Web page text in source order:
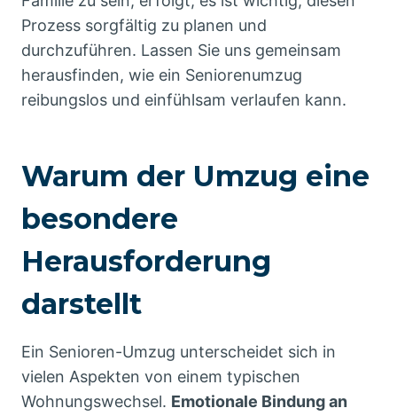
Prozess sorgfältig zu planen und
durchzuführen. Lassen Sie uns gemeinsam
herausfinden, wie ein Seniorenumzug
reibungslos und einfühlsam verlaufen kann.
Warum der Umzug eine
besondere
Herausforderung
darstellt
Ein Senioren-Umzug unterscheidet sich in
vielen Aspekten von einem typischen
Wohnungswechsel. Emotionale Bindung an